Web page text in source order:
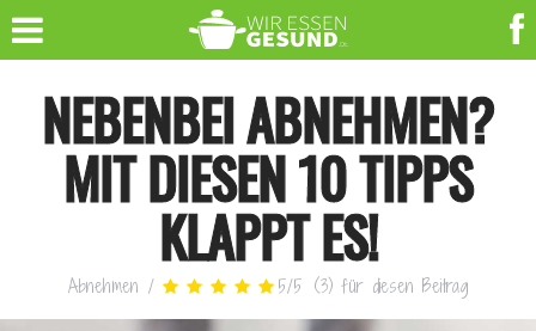
NEBENBEI ABNEHMEN?
MIT DIESEN 10 TIPPS
KLAPPT ES!
Abnehmen / 5/5 (3) für diesen Beitrag